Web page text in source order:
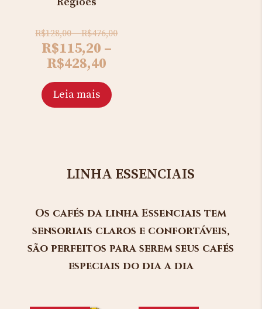
R$128,00–R$476,00Original
R$115,20 –
R$428,40
Leia mais
LINHA ESSENCIAIS
Os cafés da linha Essenciais tem
sensoriais claros e confortáveis,
são perfeitos para serem seus cafés
especiais do dia a dia